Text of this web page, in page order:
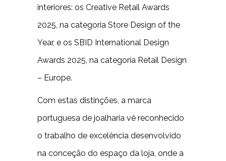
interiores: os Creative Retail Awards
2025, na categoria Store Design of the
Year, e os SBID International Design
Awards 2025, na categoria Retail Design
– Europe.
Com estas distinções, a marca
portuguesa de joalharia vê reconhecido
o trabalho de excelência desenvolvido
na conceção do espaço da loja, onde a